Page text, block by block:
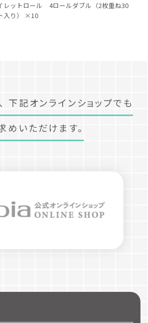
レットロール 4ロールダブル（2枚重ね30
入り） ×10
下記オンラインショップでも
めいただけます。